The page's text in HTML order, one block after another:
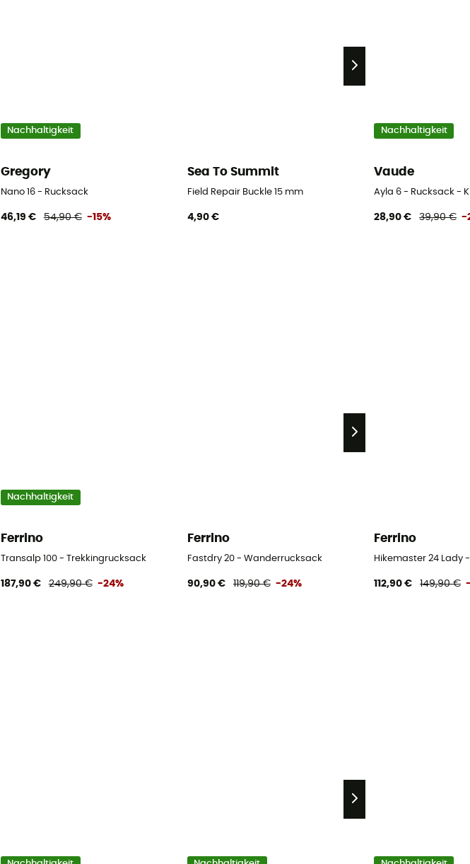
Nachhaltigkeit
Gregory
Nano 16 - Rucksack
46,19 € 54,90 € -15%
Sea To Summit
Field Repair Buckle 15 mm
4,90 €
Nachhaltigkeit
Vaude
Ayla 6 - Rucksack -
28,90 € 39,90 € -
Nachhaltigkeit
Ferrino
Transalp 100 - Trekkingrucksack
187,90 € 249,90 € -24%
Ferrino
Fastdry 20 - Wanderrucksack
90,90 € 119,90 € -24%
Ferrino
Hikemaster 24 Lady
112,90 € 149,90 €